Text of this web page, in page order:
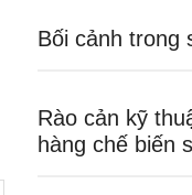
Bối cảnh trong
Rào cản kỹ
hàng chế biến